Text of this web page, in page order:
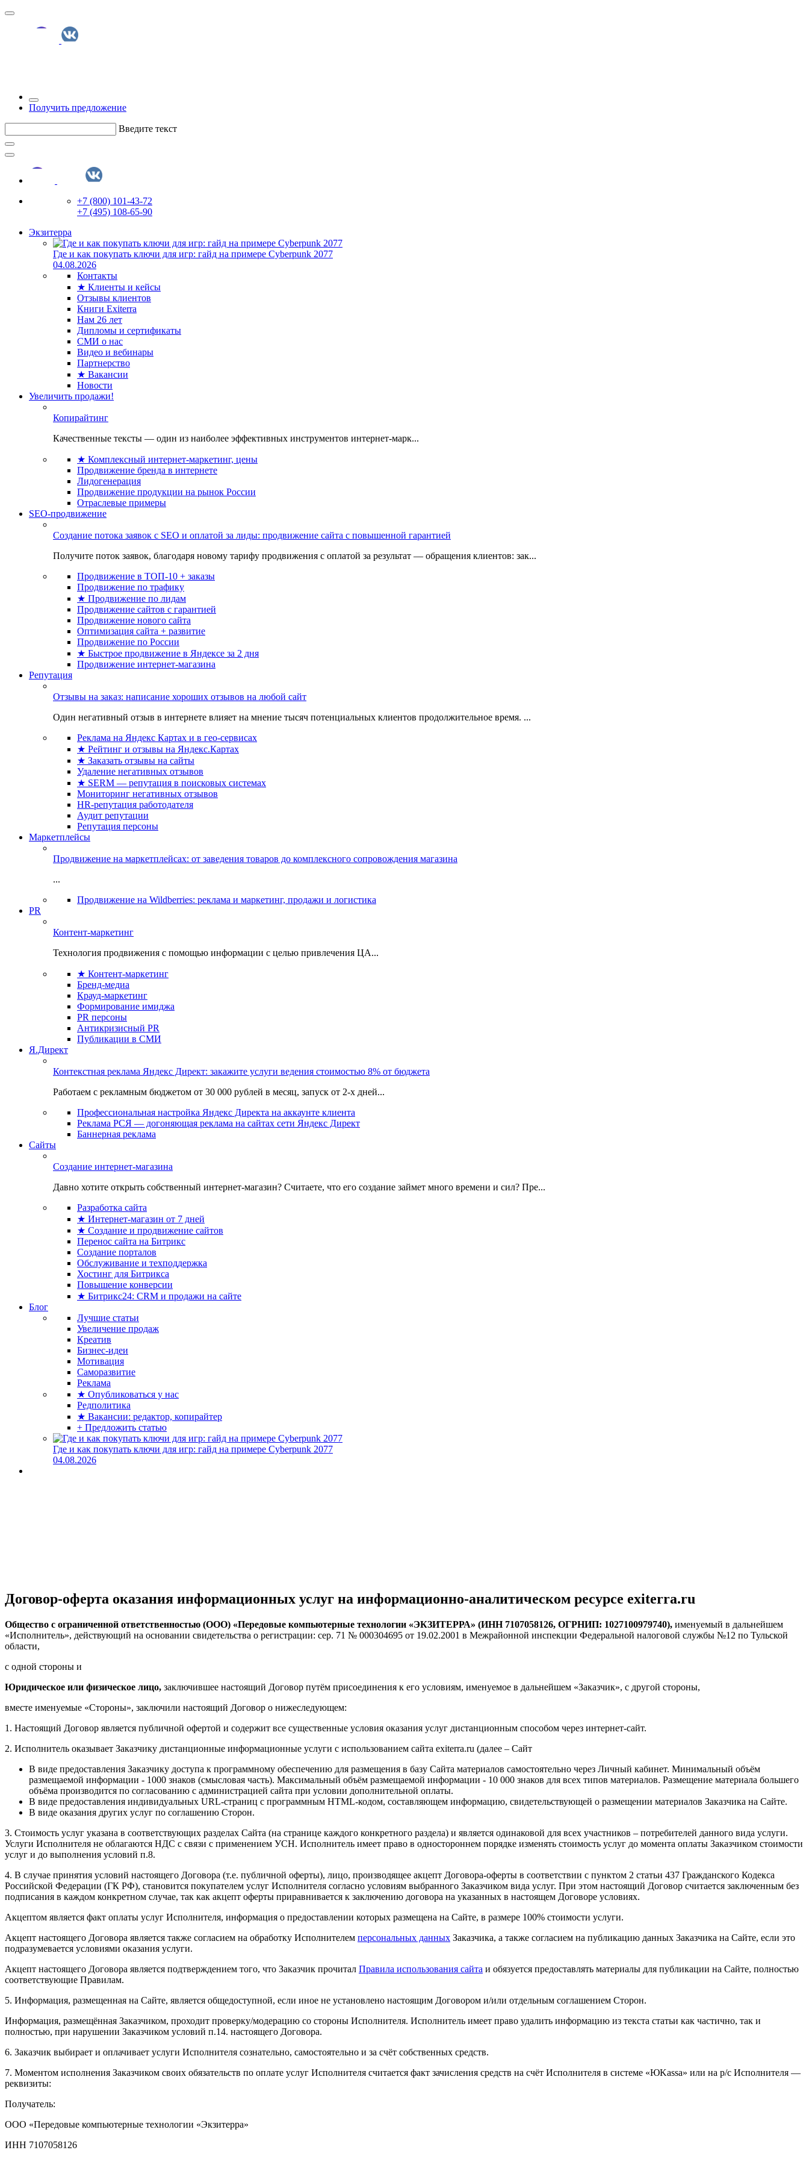
Получить предложение
Введите текст
+7 (800) 101-43-72
+7 (495) 108-65-90
Экзитерра
Где и как покупать ключи для игр: гайд на примере Cyberpunk 2077
04.08.2026
Контакты
★ Клиенты и кейсы
Отзывы клиентов
Книги Exiterra
Нам 26 лет
Дипломы и сертификаты
СМИ о нас
Видео и вебинары
Партнерство
★ Вакансии
Новости
Увеличить продажи!
Копирайтинг
Качественные тексты — один из наиболее эффективных инструментов интернет-марк...
★ Комплексный интернет-маркетинг, цены
Продвижение бренда в интернете
Лидогенерация
Продвижение продукции на рынок России
Отраслевые примеры
SEO-продвижение
Создание потока заявок с SEO и оплатой за лиды: продвижение сайта с повышенной гарантией
Получите поток заявок, благодаря новому тарифу продвижения с оплатой за результат — обращения клиентов: зак...
Продвижение в ТОП-10 + заказы
Продвижение по трафику
★ Продвижение по лидам
Продвижение сайтов с гарантией
Продвижение нового сайта
Оптимизация сайта + развитие
Продвижение по России
★ Быстрое продвижение в Яндексе за 2 дня
Продвижение интернет-магазина
Репутация
Отзывы на заказ: написание хороших отзывов на любой сайт
Один негативный отзыв в интернете влияет на мнение тысяч потенциальных клиентов продолжительное время. ...
Реклама на Яндекс Картах и в гео-сервисах
★ Рейтинг и отзывы на Яндекс.Картах
★ Заказать отзывы на сайты
Удаление негативных отзывов
★ SERM — репутация в поисковых системах
Мониторинг негативных отзывов
HR-репутация работодателя
Аудит репутации
Репутация персоны
Маркетплейсы
Продвижение на маркетплейсах: от заведения товаров до комплексного сопровождения магазина
...
Продвижение на Wildberries: реклама и маркетинг, продажи и логистика
PR
Контент-маркетинг
Технология продвижения с помощью информации с целью привлечения ЦА...
★ Контент-маркетинг
Бренд-медиа
Крауд-маркетинг
Формирование имиджа
PR персоны
Антикризисный PR
Публикации в СМИ
Я.Директ
Контекстная реклама Яндекс Директ: закажите услуги ведения стоимостью 8% от бюджета
Работаем с рекламным бюджетом от 30 000 рублей в месяц, запуск от 2-х дней...
Профессиональная настройка Яндекс Директа на аккаунте клиента
Реклама РСЯ — догоняющая реклама на сайтах сети Яндекс Директ
Баннерная реклама
Сайты
Создание интернет-магазина
Давно хотите открыть собственный интернет-магазин? Считаете, что его создание займет много времени и сил? Пре...
Разработка сайта
★ Интернет-магазин от 7 дней
★ Создание и продвижение сайтов
Перенос сайта на Битрикс
Создание порталов
Обслуживание и техподдержка
Хостинг для Битрикса
Повышение конверсии
★ Битрикс24: CRM и продажи на сайте
Блог
Лучшие статьи
Увеличение продаж
Креатив
Бизнес-идеи
Мотивация
Саморазвитие
Реклама
★ Опубликоваться у нас
Редполитика
★ Вакансии: редактор, копирайтер
+ Предложить статью
Где и как покупать ключи для игр: гайд на примере Cyberpunk 2077
04.08.2026
Договор-оферта оказания информационных услуг на информационно-аналитическом ресурсе exiterra.ru
Общество с ограниченной ответственностью (ООО) «Передовые компьютерные технологии «ЭКЗИТЕРРА» (ИНН 7107058126, ОГРНИП: 1027100979740), именуемый в дальнейшем
«Исполнитель», действующий на основании свидетельства о регистрации: сер. 71 № 000304695 от 19.02.2001 в Межрайонной инспекции Федеральной налоговой службы №12 по Тульской
области,
с одной стороны и
Юридическое или физическое лицо, заключившее настоящий Договор путём присоединения к его условиям, именуемое в дальнейшем «Заказчик», с другой стороны,
вместе именуемые «Стороны», заключили настоящий Договор о нижеследующем:
1. Настоящий Договор является публичной офертой и содержит все существенные условия оказания услуг дистанционным способом через интернет-сайт.
2. Исполнитель оказывает Заказчику дистанционные информационные услуги с использованием сайта exiterra.ru (далее – Сайт
В виде предоставления Заказчику доступа к программному обеспечению для размещения в базу Сайта материалов самостоятельно через Личный кабинет. Минимальный объём
размещаемой информации - 1000 знаков (смысловая часть). Максимальный объём размещаемой информации - 10 000 знаков для всех типов материалов. Размещение материала большего
объёма производится по согласованию с администрацией сайта при условии дополнительной оплаты.
В виде предоставления индивидуальных URL-страниц с программным HTML-кодом, составляющем информацию, свидетельствующей о размещении материалов Заказчика на Сайте.
В виде оказания других услуг по соглашению Сторон.
3. Стоимость услуг указана в соответствующих разделах Сайта (на странице каждого конкретного раздела) и является одинаковой для всех участников – потребителей данного вида услуги.
Услуги Исполнителя не облагаются НДС с связи с применением УСН. Исполнитель имеет право в одностороннем порядке изменять стоимость услуг до момента оплаты Заказчиком стоимости
услуг и до выполнения условий п.8.
4. В случае принятия условий настоящего Договора (т.е. публичной оферты), лицо, производящее акцепт Договора-оферты в соответствии с пунктом 2 статьи 437 Гражданского Кодекса
Российской Федерации (ГК РФ), становится покупателем услуг Исполнителя согласно условиям выбранного Заказчиком вида услуг. При этом настоящий Договор считается заключенным без
подписания в каждом конкретном случае, так как акцепт оферты приравнивается к заключению договора на указанных в настоящем Договоре условиях.
Акцептом является факт оплаты услуг Исполнителя, информация о предоставлении которых размещена на Сайте, в размере 100% стоимости услуги.
Акцепт настоящего Договора является также согласием на обработку Исполнителем персональных данных Заказчика, а также согласием на публикацию данных Заказчика на Сайте, если это
подразумевается условиями оказания услуги.
Акцепт настоящего Договора является подтверждением того, что Заказчик прочитал Правила использования сайта и обязуется предоставлять материалы для публикации на Сайте, полностью
соответствующие Правилам.
5. Информация, размещенная на Сайте, является общедоступной, если иное не установлено настоящим Договором и/или отдельным соглашением Сторон.
Информация, размещённая Заказчиком, проходит проверку/модерацию со стороны Исполнителя. Исполнитель имеет право удалить информацию из текста статьи как частично, так и
полностью, при нарушении Заказчиком условий п.14. настоящего Договора.
6. Заказчик выбирает и оплачивает услуги Исполнителя сознательно, самостоятельно и за счёт собственных средств.
7. Моментом исполнения Заказчиком своих обязательств по оплате услуг Исполнителя считается факт зачисления средств на счёт Исполнителя в системе «ЮKassa» или на р/с Исполнителя —
реквизиты:
Получатель:
ООО «Передовые компьютерные технологии «Экзитерра»
ИНН 7107058126